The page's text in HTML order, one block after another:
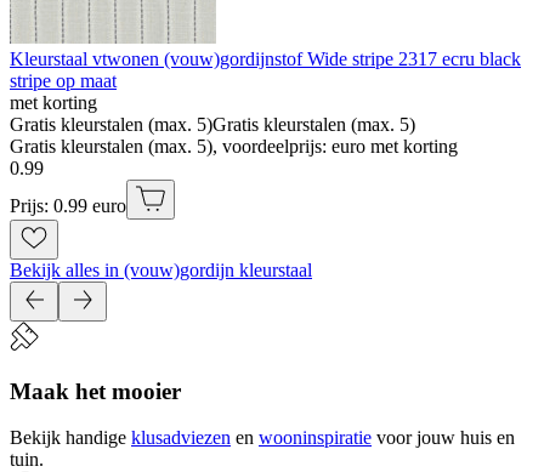
Kleurstaal vtwonen (vouw)gordijnstof Wide stripe 2317 ecru black
stripe op maat
met korting
Gratis kleurstalen (max. 5)Gratis kleurstalen (max. 5)
Gratis kleurstalen (max. 5), voordeelprijs: euro met korting
0.99
Prijs: 0.99 euro
Bekijk alles in (vouw)gordijn kleurstaal
Maak het mooier
Bekijk handige klusadviezen en wooninspiratie voor jouw huis en
tuin.